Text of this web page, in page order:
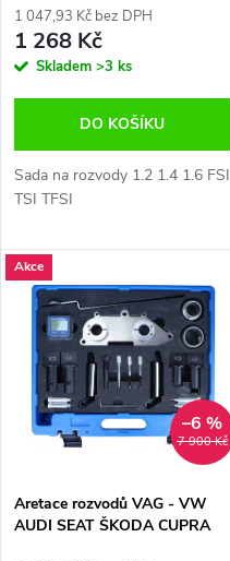
r
o
u
k
t
ů
r
o
d
u
k
ů
1 047,93 Kč bez DPH
1 268 Kč
Skladem >3 ks
DO KOŠÍKU
Sada na rozvody 1.2 1.4 1.6 FSI
TSI TFSI
Akce
7 900 Kč
–6 %
Aretace rozvodů VAG - VW
AUDI SEAT ŠKODA CUPRA